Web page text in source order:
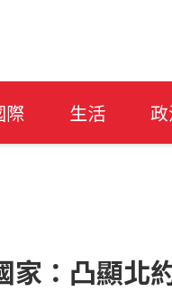
際 生活
：凸顯北